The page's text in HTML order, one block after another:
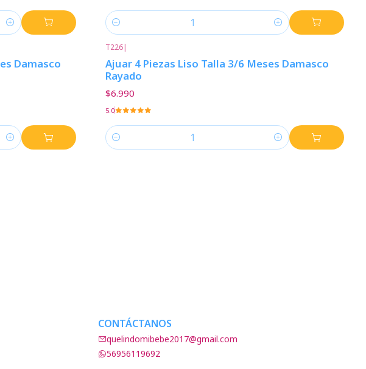
Cantidad
Damasco
T226|
Ajuar 4 Piezas Liso Talla 3/6 Meses Damasco
Rayado
$6.990
5.0
Cantidad
CONTÁCTANOS
quelindomibebe2017@gmail.com
56956119692